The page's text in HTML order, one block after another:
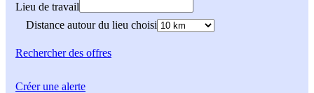
Lieu de travail
Distance autour du lieu choisi
Rechercherdes offres
Créer une alerte